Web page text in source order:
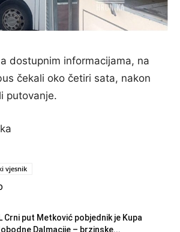
dostupnim informacijama, na
čekali oko četiri sata, nakon
putovanje.
vjesnik
Crni put Metković pobjednik je Kupa
Dalmacije – brzinske...